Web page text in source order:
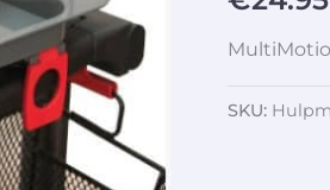
SKU: